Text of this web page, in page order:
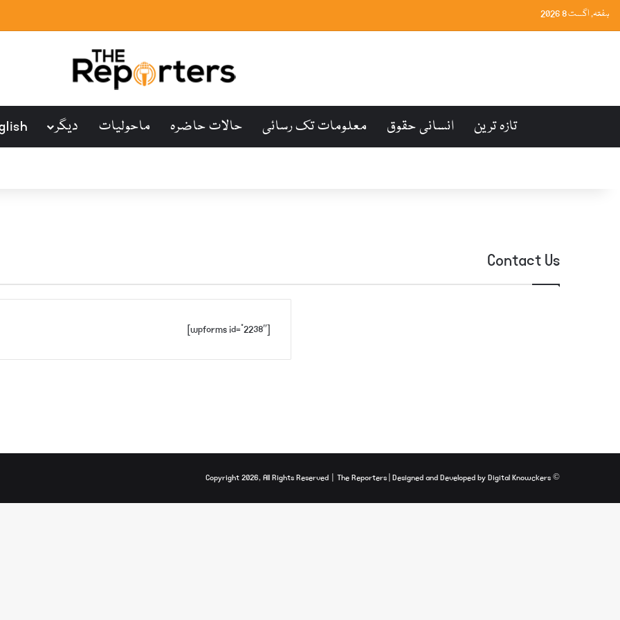
ہفتہ, اگست 8 2026
تازہ ترین انسانی حقوق معلومات تک رسائی حالات حاضرہ ماحولیات دیگر
Contact Us
[wpforms id=”2238″]
© Copyright 2026, All Rights Reserved |
The Reporters | Designed and Developed byDigital Knowckers